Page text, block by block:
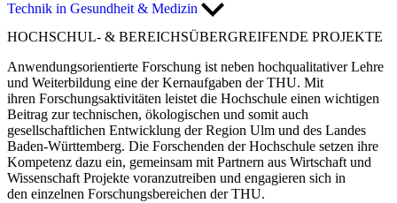
Technik in Gesundheit & Medizin
HOCHSCHUL- & BEREICHSÜBERGREIFENDE PROJEKTE
Anwendungsorientierte Forschung ist neben hochqualitativer Lehre
und Weiterbildung eine der Kernaufgaben der THU. Mit
ihren Forschungsaktivitäten leistet die Hochschule einen wichtigen
Beitrag zur technischen, ökologischen und somit auch
gesellschaftlichen Entwicklung der Region Ulm und des Landes
Baden-Württemberg. Die Forschenden der Hochschule setzen ihre
Kompetenz dazu ein, gemeinsam mit Partnern aus Wirtschaft und
Wissenschaft Projekte voranzutreiben und engagieren sich in
den einzelnen Forschungsbereichen der THU.